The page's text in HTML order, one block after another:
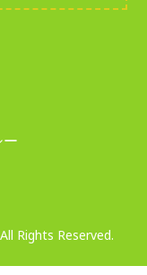
Rights Reserved.